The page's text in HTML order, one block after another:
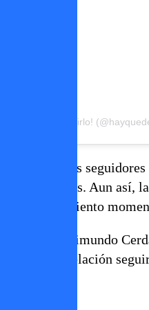
de Hay Que Decirlo!
de que los
señal de crisis. Aun así,
distanciamiento
y Raimundo
sociales, su relación